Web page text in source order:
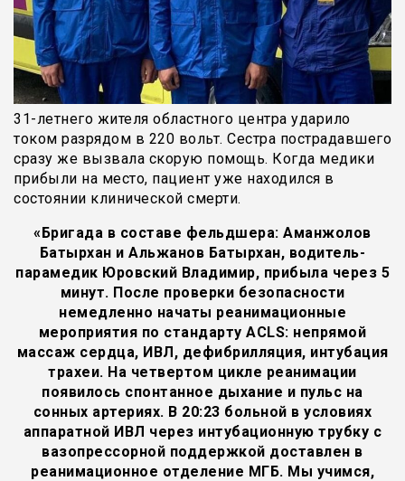
31-летнего жителя областного центра ударило
током разрядом в 220 вольт. Сестра пострадавшего
сразу же вызвала скорую помощь. Когда медики
прибыли на место, пациент уже находился в
состоянии клинической смерти.
«Бригада в составе фельдшера: Аманжолов
Батырхан и Альжанов Батырхан, водитель-
парамедик Юровский Владимир, прибыла через 5
минут. После проверки безопасности
немедленно начаты реанимационные
мероприятия по стандарту ACLS: непрямой
массаж сердца, ИВЛ, дефибрилляция, интубация
трахеи. На четвертом цикле реанимации
появилось спонтанное дыхание и пульс на
сонных артериях. В 20:23 больной в условиях
аппаратной ИВЛ через интубационную трубку с
вазопрессорной поддержкой доставлен в
реанимационное отделение МГБ. Мы учимся,